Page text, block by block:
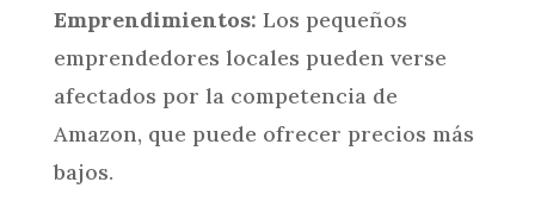
Emprendimientos: Los pequeños
emprendedores locales pueden verse
afectados por la competencia de
Amazon, que puede ofrecer precios más
bajos.